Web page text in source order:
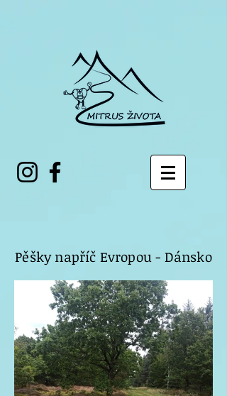
Pěšky napříč Evropou - Dánsko